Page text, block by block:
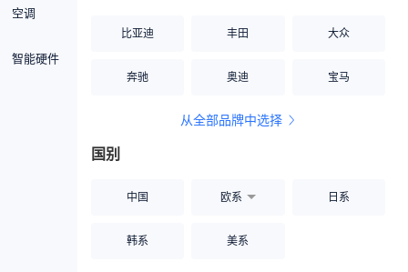
空调
智能硬件
比亚迪 丰田 大众
奔驰 奥迪 宝马
从全部品牌中选择
国别
中国 欧系 日系
韩系 美系